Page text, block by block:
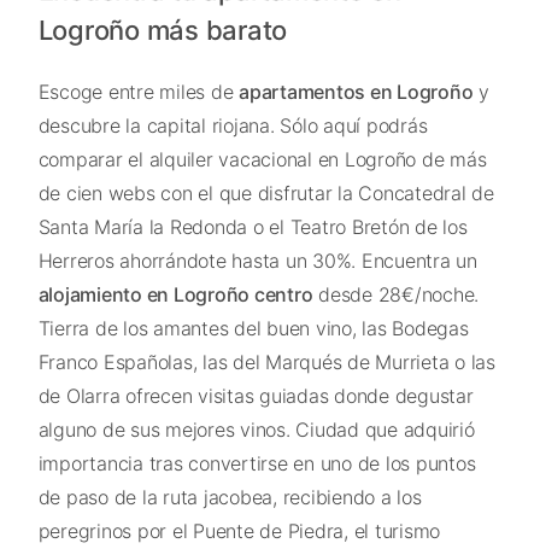
Logroño más barato
Escoge entre miles de apartamentos en Logroño y
descubre la capital riojana. Sólo aquí podrás
comparar el alquiler vacacional en Logroño de más
de cien webs con el que disfrutar la Concatedral de
Santa María la Redonda o el Teatro Bretón de los
Herreros ahorrándote hasta un 30%. Encuentra un
alojamiento en Logroño centro desde 28€/noche.
Tierra de los amantes del buen vino, las Bodegas
Franco Españolas, las del Marqués de Murrieta o las
de Olarra ofrecen visitas guiadas donde degustar
alguno de sus mejores vinos. Ciudad que adquirió
importancia tras convertirse en uno de los puntos
de paso de la ruta jacobea, recibiendo a los
peregrinos por el Puente de Piedra, el turismo